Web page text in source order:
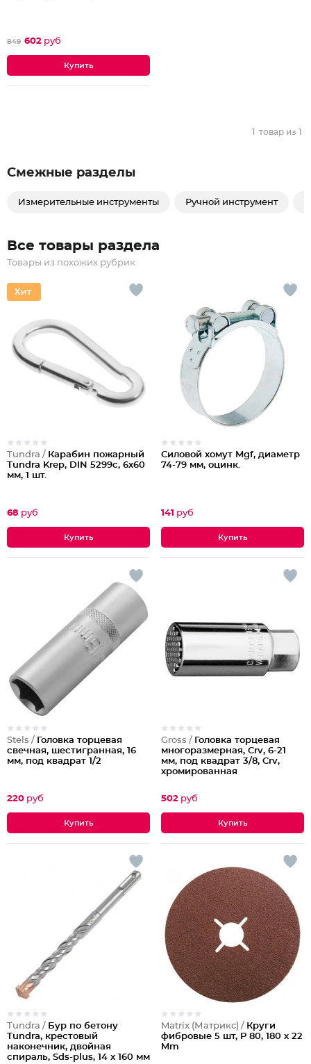
849 602 руб
1 товар из 1
Смежные разделы
Измерительные инструменты Ручной инструмент
Все товары раздела
Товары из похожих рубрик
Tundra / Карабин пожарный
Tundra Krep, DIN 5299с, 6х60
мм, 1 шт.
68 руб
Силовой хомут Mgf, диаметр
74-79 мм, оцинк.
141 руб
Stels / Головка торцевая
свечная, шестигранная, 16
мм, под квадрат 1/2
220 руб
Gross / Головка торцевая
многоразмерная, Crv, 6-21
мм, под квадрат 3/8, Crv,
хромированная
502 руб
Tundra / Бур по бетону
Tundra, крестовый
наконечник, двойная
спираль, Sds-plus, 14 х 160 мм
Matrix (Матрикс) / Круги
фибровые 5 шт, Р 80, 180 х 22
Mm